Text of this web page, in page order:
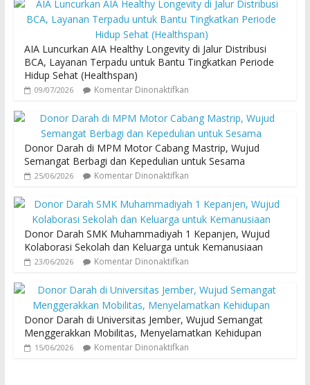
AIA Luncurkan AIA Healthy Longevity di Jalur Distribusi
BCA, Layanan Terpadu untuk Bantu Tingkatkan Periode
Hidup Sehat (Healthspan)
09/07/2026 Komentar Dinonaktifkan
Donor Darah di MPM Motor Cabang Mastrip, Wujud
Semangat Berbagi dan Kepedulian untuk Sesama
25/06/2026 Komentar Dinonaktifkan
Donor Darah SMK Muhammadiyah 1 Kepanjen, Wujud
Kolaborasi Sekolah dan Keluarga untuk Kemanusiaan
23/06/2026 Komentar Dinonaktifkan
Donor Darah di Universitas Jember, Wujud Semangat
Menggerakkan Mobilitas, Menyelamatkan Kehidupan
15/06/2026 Komentar Dinonaktifkan